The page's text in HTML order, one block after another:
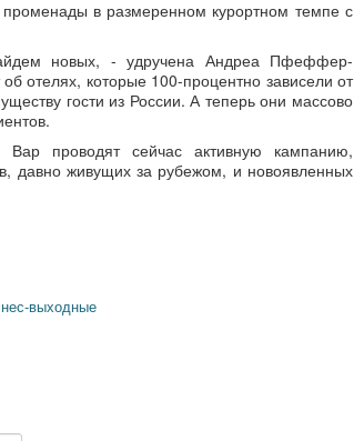
променады в размеренном курортном темпе с
новых, - удручена Андреа Пфеффер-
отелях, которые 100-процентно зависели от
гости из России. А теперь они массово
Вар проводят сейчас активную кампанию,
давно живущих за рубежом, и новоявленных
выходные